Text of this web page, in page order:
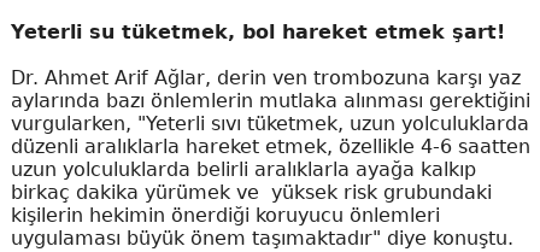
Yeterli su tüketmek, bol hareket etmek şart!
Dr. Ahmet Arif Ağlar, derin ven trombozuna karşı yaz
aylarında bazı önlemlerin mutlaka alınması gerektiğini
vurgularken, "Yeterli sıvı tüketmek, uzun yolculuklarda
düzenli aralıklarla hareket etmek, özellikle 4-6 saatten
uzun yolculuklarda belirli aralıklarla ayağa kalkıp
birkaç dakika yürümek ve yüksek risk grubundaki
kişilerin hekimin önerdiği koruyucu önlemleri
uygulaması büyük önem taşımaktadır" diye konuştu.